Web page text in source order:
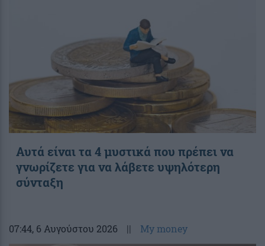
Αυτά είναι τα 4 μυστικά που πρέπει να
γνωρίζετε για να λάβετε υψηλότερη
σύνταξη
07:44, 6 Αυγούστου 2026 || My money